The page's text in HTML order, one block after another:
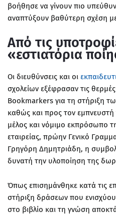
βοήθησε να γίνουν πιο
αναπτύξουν βαθύτερη σχέση
Από τις
«εστιατόρια
Οι διευθύνσεις και οι
σχολείων εξέφρασαν τις
Bookmarkers για τη στήριξη
καθώς και προς τον
μέλος και νόμιμο εκπρόσωπο
εταιρείας, πρώην Γενικό
Γρηγόρη Δημητριάδη, η
δυνατή την υλοποίηση της
Όπως επισημάνθηκε κατά τις
στήριξη δράσεων που
στο βιβλίο και τη γνώση